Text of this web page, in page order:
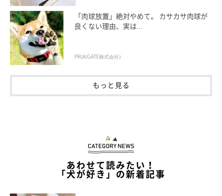
日本プロ野球「オリックス・バファローズ」の公式マスコットの
デザインを手がける（バファローブル・バファローベル）京都在
住。
「あうんのてんぽ」本編では、だんなとして登場する。
AUNITEM(犬グッズSHOP)
「肉球放置」絶対やめて。 カサカサ肉球が
良くない理由、実は...
PR(AIGATE株式会社)
もっと見る
あわせて読みたい！
「犬が好き」の新着記事